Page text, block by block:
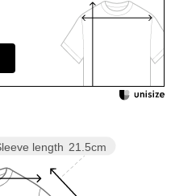
length 21.5cm